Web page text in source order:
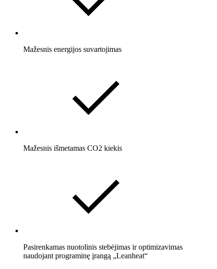
Mažesnis energijos suvartojimas
Mažesnis išmetamas CO2 kiekis
Pasirenkamas nuotolinis stebėjimas ir optimizavimas
naudojant programinę įrangą „Leanheat“